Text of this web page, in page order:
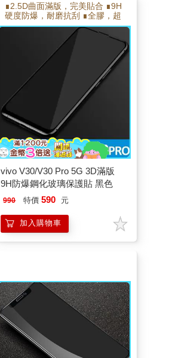
∎2.5D曲面滿版，完美貼合 ∎9H
硬度防爆，耐磨抗刮 ∎全膠，超
高透光技術 ∎靜電吸附，自動貼
合 ∎電鍍疏水疏油層 使手感更滑
vivo V30/V30 Pro 5G 3D滿版
9H防爆鋼化玻璃保護貼 黑色
990 特價 590 元
加入購物車